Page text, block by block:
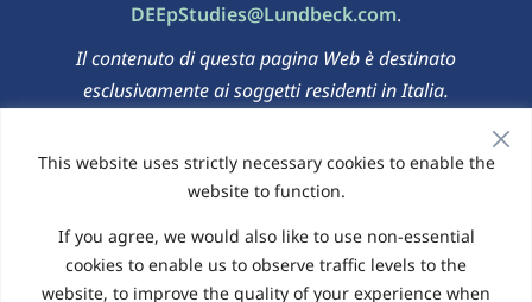
This website uses strictly necessary cookies to enable the
website to function.
If you agree, we would also like to use non-essential
cookies to enable us to observe traffic levels to the
website, to improve the quality of your experience when
DEEpStudies@Lundbeck.com.
Il contenuto di questa pagina Web è destinato
esclusivamente ai soggetti residenti in Italia.
Informativa sulla privacy|Informativa sui
cookie
© 2026 Sito Web gestito da Elligo Health Research